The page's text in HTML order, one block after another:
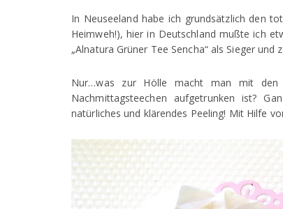
In Neuseeland habe ich grundsätzlich den
Heimweh!), hier in Deutschland mußte ich
„Alnatura Grüner Tee Sencha“ als Sieger und
Nur…was zur Hölle macht man mit den
Nachmittagsteechen aufgetrunken ist?
natürliches und klärendes Peeling! Mit Hilfe